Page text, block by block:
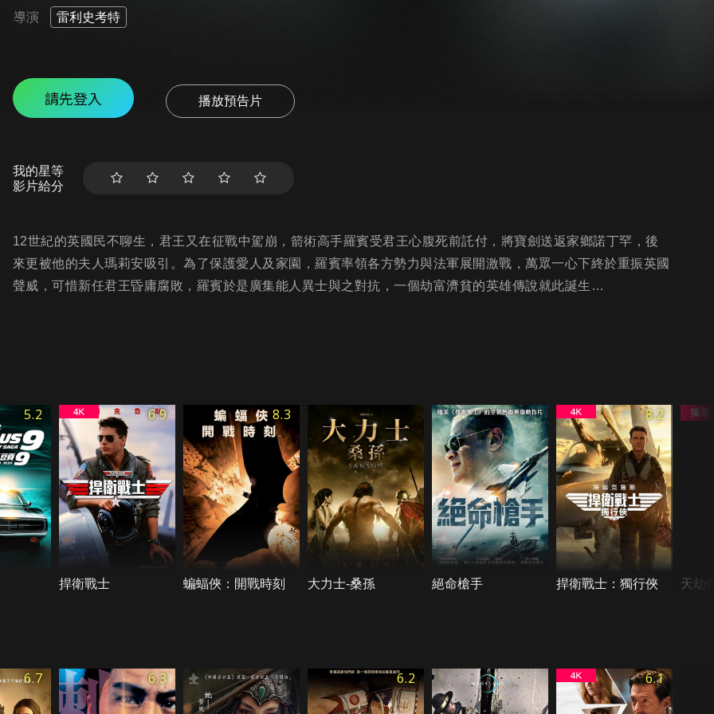
導演 雷利史考特
請先登入 播放預告片
我的星等
影片給分
12世紀的英國民不聊生，君王又在征戰中駕崩，箭術高手羅賓受君王心腹死前託付，將寶劍送返家鄉諾丁罕，後
來更被他的夫人瑪莉安吸引。為了保護愛人及家園，羅賓率領各方勢力與法軍展開激戰，萬眾一心下終於重振英國
聲威，可惜新任君王昏庸腐敗，羅賓於是廣集能人異士與之對抗，一個劫富濟貧的英雄傳說就此誕生…
5.2 6.9
捍衛戰士
8.3
蝙蝠俠：開戰時刻 大力士-桑孫 絕命槍手
8.2
捍衛戰士：獨行俠 天劫
6.7 6.3 6.2 6.1